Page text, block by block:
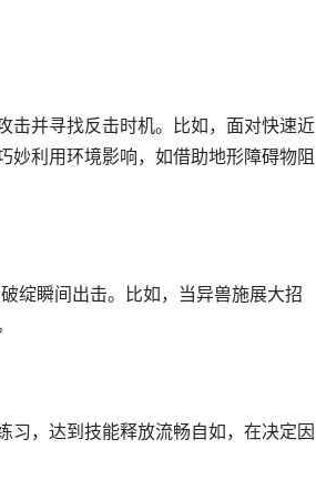
击并寻找反击时机。比如，面对快速近
妙利用环境影响，如借助地形障碍物阻
绽瞬间出击。比如，当异兽施展大招
习，达到技能释放流畅自如，在决定因